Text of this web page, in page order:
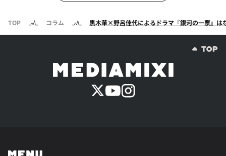
TOP コラム 黒木華×野呂佳代によるドラマ『銀河の一票』